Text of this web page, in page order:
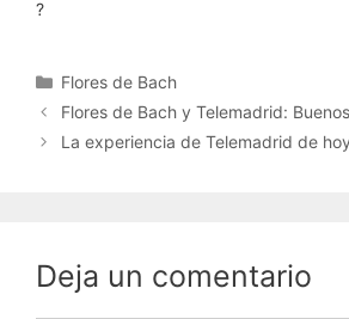
?
Categorías
Flores de Bach
Flores de Bach y Telemadrid:
La experiencia de Telemadrid de
Deja un comentario